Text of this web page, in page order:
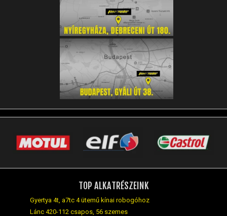
TOP ALKATRÉSZEINK
Gyertya 4t, a7tc 4 ütemű kínai robogóhoz
Lánc 420-112 csapos, 56 szemes